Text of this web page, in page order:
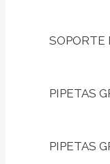
SOPORTE
PIPETAS
PIPETAS